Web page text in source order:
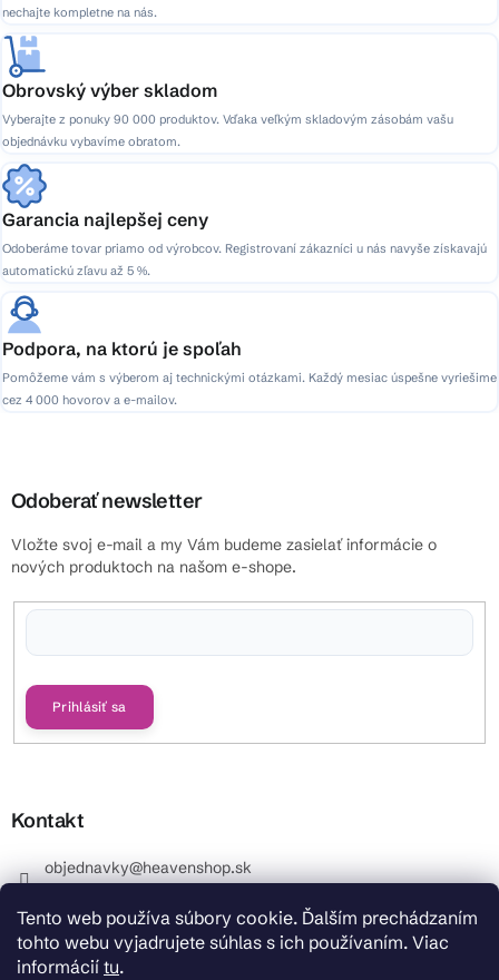
Tento web používa súbory cookie. Ďalším prechádzaním
tohto webu vyjadrujete súhlas s ich používaním. Viac
informácií tu.
nechajte kompletne na nás.
Obrovský výber skladom
Vyberajte z ponuky 90 000 produktov. Vďaka veľkým skladovým zásobám vašu
objednávku vybavíme obratom.
Garancia najlepšej ceny
Odoberáme tovar priamo od výrobcov. Registrovaní zákazníci u nás navyše získavajú
automatickú zľavu až 5 %.
Podpora, na ktorú je spoľah
Pomôžeme vám s výberom aj technickými otázkami. Každý mesiac úspešne vyriešime
cez 4 000 hovorov a e-mailov.
Odoberať newsletter
Vložte svoj e-mail a my Vám budeme zasielať informácie o
nových produktoch na našom e-shope.
Prihlásiť sa
Kontakt
objednavky@heavenshop.sk
_Info objednávky : +421 914 399 399 Pracovné dni od
8.00 hod. do 12.00 . REKLAMÁCIE : +421 914 399 399
HeavenShop.sk